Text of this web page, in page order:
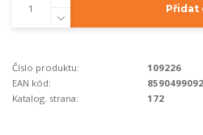
Přidat
Číslo produktu:
109226
EAN kód:
Katalog. strana:
172